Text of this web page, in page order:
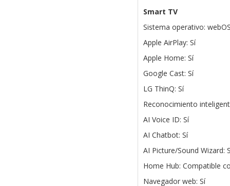
Smart TV
Sistema operativo:
Apple AirPlay: Sí
Apple Home: Sí
Google Cast: Sí
LG ThinQ: Sí
Reconocimiento
AI Voice ID: Sí
AI Chatbot: Sí
AI Picture/Sound Wizard:
Home Hub: Compatible
Navegador web: Sí